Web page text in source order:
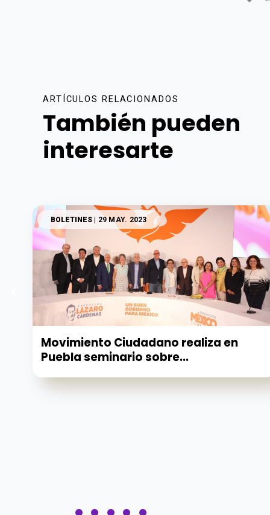
ARTÍCULOS RELACIONADOS
También pueden
interesarte
BOLETINES | 29 MAY. 2023
Movimiento Ciudadano realiza en
Puebla seminario sobre...